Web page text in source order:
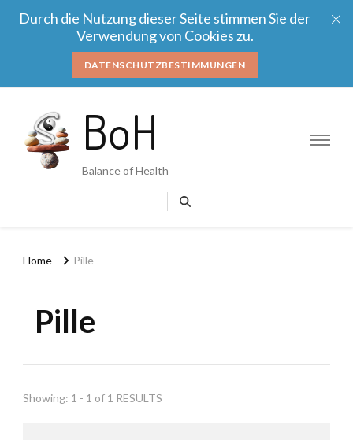
Durch die Nutzung dieser Seite stimmen Sie der
Verwendung von Cookies zu.
DATENSCHUTZBESTIMMUNGEN
BoH
Balance of Health
Home Pille
Pille
Showing: 1 - 1 of 1 RESULTS